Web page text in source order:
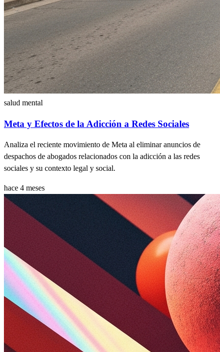
salud mental
Meta y Efectos de la Adicción a Redes Sociales
Analiza el reciente movimiento de Meta al eliminar anuncios de
despachos de abogados relacionados con la adicción a las redes
sociales y su contexto legal y social.
hace 4 meses